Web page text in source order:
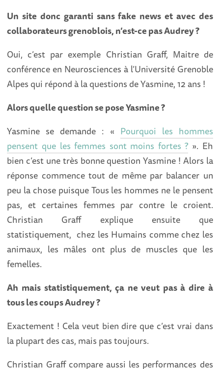
Un site donc garanti sans fake news et avec des
collaborateurs grenoblois, n’est-ce pas Audrey ?
Oui, c’est par exemple Christian Graff, Maitre de
conférence en Neurosciences à l’Université Grenoble
Alpes qui répond à la questions de Yasmine, 12 ans !
Alors quelle question se pose Yasmine ?
Yasmine se demande : « Pourquoi les hommes
pensent que les femmes sont moins fortes ? ». Eh
bien c’est une très bonne question Yasmine ! Alors la
réponse commence tout de même par balancer un
peu la chose puisque Tous les hommes ne le pensent
pas, et certaines femmes par contre le croient.
Christian Graff explique ensuite que
statistiquement, chez les Humains comme chez les
animaux, les mâles ont plus de muscles que les
femelles.
Ah mais statistiquement, ça ne veut pas à dire à
tous les coups Audrey ?
Exactement ! Cela veut bien dire que c’est vrai dans
la plupart des cas, mais pas toujours.
Christian Graff compare aussi les performances des